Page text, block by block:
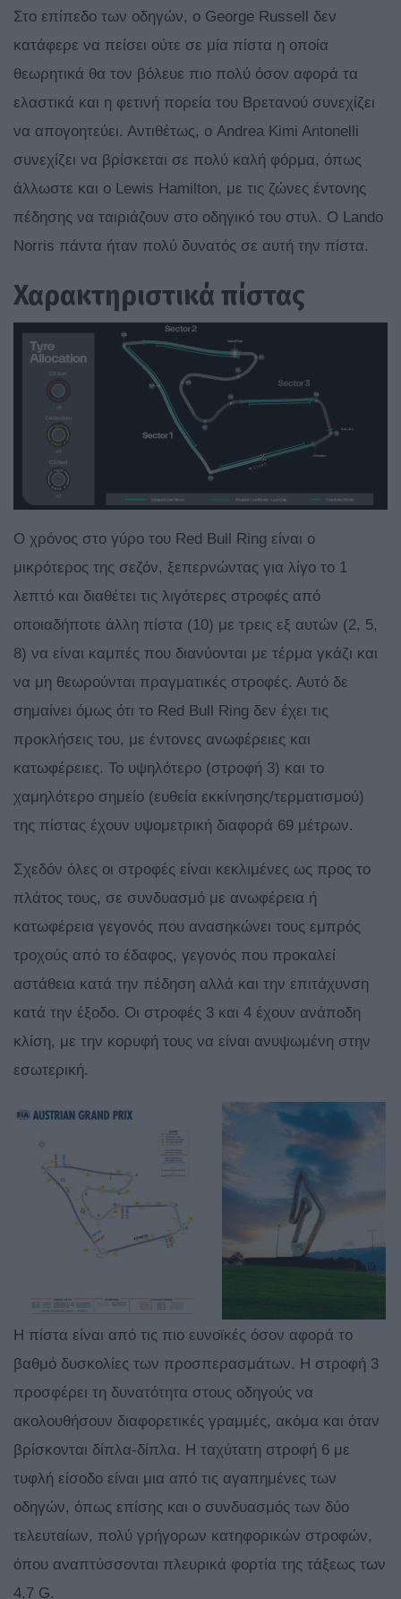
Στο επίπεδο των οδηγών, ο George Russell δεν
κατάφερε να πείσει ούτε σε μία πίστα η οποία
θεωρητικά θα τον βόλευε πιο πολύ όσον αφορά τα
ελαστικά και η φετινή πορεία του Βρετανού συνεχίζει
να απογοητεύει. Αντιθέτως, ο Andrea Kimi Antonelli
συνεχίζει να βρίσκεται σε πολύ καλή φόρμα, όπως
άλλωστε και ο Lewis Hamilton, με τις ζώνες έντονης
πέδησης να ταιριάζουν στο οδηγικό του στυλ. Ο Lando
Norris πάντα ήταν πολύ δυνατός σε αυτή την πίστα.
Χαρακτηριστικά πίστας
O χρόνος στο γύρο του Red Bull Ring είναι ο
μικρότερος της σεζόν, ξεπερνώντας για λίγο το 1
λεπτό και διαθέτει τις λιγότερες στροφές από
οποιαδήποτε άλλη πίστα (10) με τρεις εξ αυτών (2, 5,
8) να είναι καμπές που διανύονται με τέρμα γκάζι και
να μη θεωρούνται πραγματικές στροφές. Αυτό δε
σημαίνει όμως ότι το Red Bull Ring δεν έχει τις
προκλήσεις του, με έντονες ανωφέρειες και
κατωφέρειες. Το υψηλότερο (στροφή 3) και το
χαμηλότερο σημείο (ευθεία εκκίνησης/τερματισμού)
της πίστας έχουν υψομετρική διαφορά 69 μέτρων.
Σχεδόν όλες οι στροφές είναι κεκλιμένες ως προς το
πλάτος τους, σε συνδυασμό με ανωφέρεια ή
κατωφέρεια γεγονός που ανασηκώνει τους εμπρός
τροχούς από το έδαφος, γεγονός που προκαλεί
αστάθεια κατά την πέδηση αλλά και την επιτάχυνση
κατά την έξοδο. Οι στροφές 3 και 4 έχουν ανάποδη
κλίση, με την κορυφή τους να είναι ανυψωμένη στην
εσωτερική.
Η πίστα είναι από τις πιο ευνοϊκές όσον αφορά το
βαθμό δυσκολίες των προσπερασμάτων. H στροφή 3
προσφέρει τη δυνατότητα στους οδηγούς να
ακολουθήσουν διαφορετικές γραμμές, ακόμα και όταν
βρίσκονται δίπλα-δίπλα. Η ταχύτατη στροφή 6 με
τυφλή είσοδο είναι μια από τις αγαπημένες των
οδηγών, όπως επίσης και ο συνδυασμός των δύο
τελευταίων, πολύ γρήγορων κατηφορικών στροφών,
όπου αναπτύσσονται πλευρικά φορτία της τάξεως των
4,7 G.